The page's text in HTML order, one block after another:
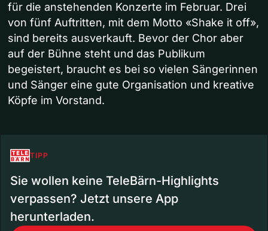
für die anstehenden Konzerte im Februar. Drei
von fünf Auftritten, mit dem Motto «Shake it off»,
sind bereits ausverkauft. Bevor der Chor aber
auf der Bühne steht und das Publikum
begeistert, braucht es bei so vielen Sängerinnen
und Sänger eine gute Organisation und kreative
Köpfe im Vorstand.
TIPP
Sie wollen keine TeleBärn-Highlights
verpassen? Jetzt unsere App
herunterladen.